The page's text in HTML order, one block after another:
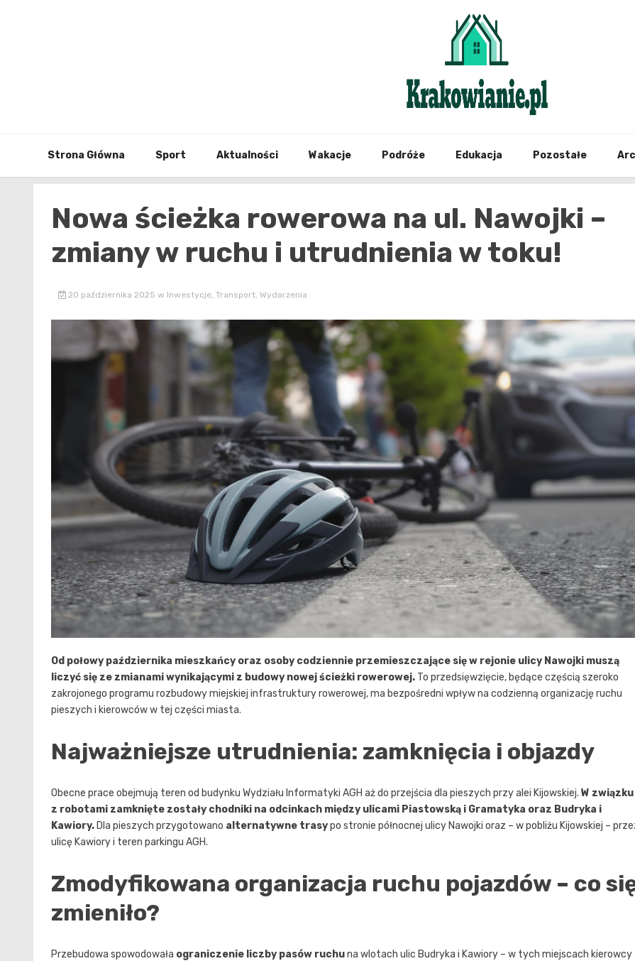
Strona Główna Sport Aktualności Wakacje Podróże Edukacja Pozostałe
Nowa ścieżka rowerowa na ul. Nawojki –
zmiany w ruchu i utrudnienia w toku!
20 października 2025 w Inwestycje, Transport, Wydarzenia
Od połowy października mieszkańcy oraz osoby codziennie przemieszczające się w rejonie ulicy Nawojki muszą
liczyć się ze zmianami wynikającymi z budowy nowej ścieżki rowerowej. To przedsięwzięcie, będące częścią szeroko
zakrojonego programu rozbudowy miejskiej infrastruktury rowerowej, ma bezpośredni wpływ na codzienną organizację ruchu
pieszych i kierowców w tej części miasta.
Najważniejsze utrudnienia: zamknięcia i objazdy
Obecne prace obejmują teren od budynku Wydziału Informatyki AGH aż do przejścia dla pieszych przy alei Kijowskiej. W związku
z robotami zamknięte zostały chodniki na odcinkach między ulicami Piastowską i Gramatyka oraz Budryka i
Kawiory. Dla pieszych przygotowano alternatywne trasypo stronie północnej ulicy Nawojki oraz – w pobliżu Kijowskiej –
ulicę Kawiory i teren parkingu AGH.
Zmodyfikowana organizacja ruchu pojazdów – co
zmieniło?
Przebudowa spowodowała ograniczenie liczby pasów ruchuna wlotach ulic Budryka i Kawiory – w tych miejscach kierowcy